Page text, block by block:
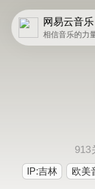
网易云音乐
相信音乐的力
913
IP:吉林 欧美